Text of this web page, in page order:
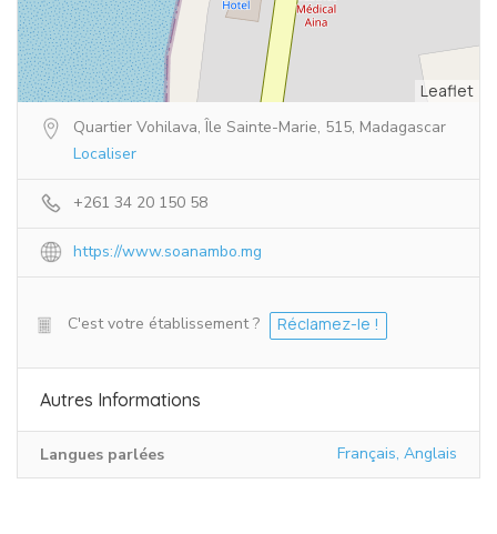
Leaflet
Quartier Vohilava, Île Sainte-Marie, 515, Madagascar
Localiser
+261 34 20 150 58
https://www.soanambo.mg
C'est votre établissement ? Réclamez-le !
Autres Informations
Langues parlées Français, Anglais